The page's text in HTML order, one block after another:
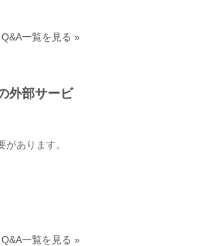
Q&A一覧を見る »
外部サービ
あります。
Q&A一覧を見る »